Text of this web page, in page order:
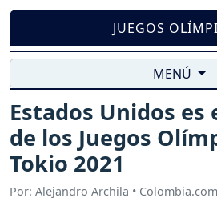
JUEGOS
MENÚ
Estados Unidos es
de los Juegos
Tokio 2021
Por: Alejandro Archila • Colombia.com